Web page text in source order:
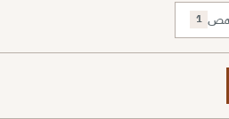
1